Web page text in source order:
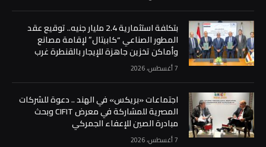
بتكلفة استثمارية 2.4 مليار جنيه.. توقيع عقد
المطور الصناعي “كابيتال” لإقامة مصانع
وأماكن تخزين جاهزة للإيجار بالقنطرة غرب
7 أغسطس، 2026
اجتماعات «بريكس» في الهند .. دعوة للشركات
المصرية للمشاركة في معرض CIFIT وبحث
مبادرة الصين للإعفاء الجمركي
7 أغسطس، 2026